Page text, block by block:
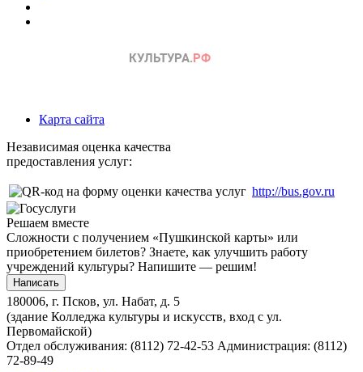
Карта сайта
Независимая оценка качества
предоставления услуг:
http://bus.gov.ru
Решаем вместе
Сложности с получением «Пушкинской карты» или
приобретением билетов? Знаете, как улучшить работу
учреждений культуры? Напишите — решим!
Написать
180006, г. Псков, ул. Набат, д. 5
(здание Колледжа культуры и искусств, вход с ул.
Первомайской)
Отдел обслуживания: (8112) 72-42-53 Администрация: (8112)
72-89-49